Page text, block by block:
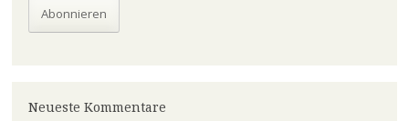
Abonnieren
Neueste Kommentare